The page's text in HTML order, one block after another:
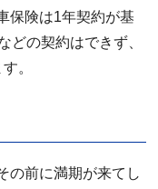
保険は1年契約が基
どの契約はできず、
。
の前に満期が来てし